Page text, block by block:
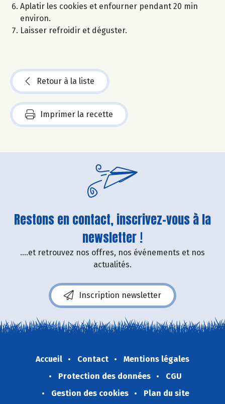
Aplatir les cookies et enfourner pendant 20 min
environ.
Laisser refroidir et déguster.
Retour à la liste
Imprimer la recette
Restons en contact, inscrivez-vous à la
newsletter !
....et retrouvez nos offres, nos événements et nos
actualités.
Inscription newsletter
Accueil Contact
Mentions légales
Protection des données
CGU
Gestion des cookies
Plan du site